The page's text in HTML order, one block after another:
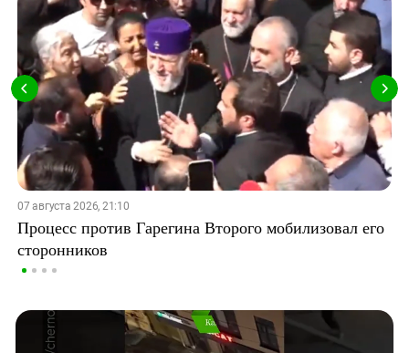
07 августа 2026, 21:10
Процесс против Гарегина Второго мобилизовал его
сторонников